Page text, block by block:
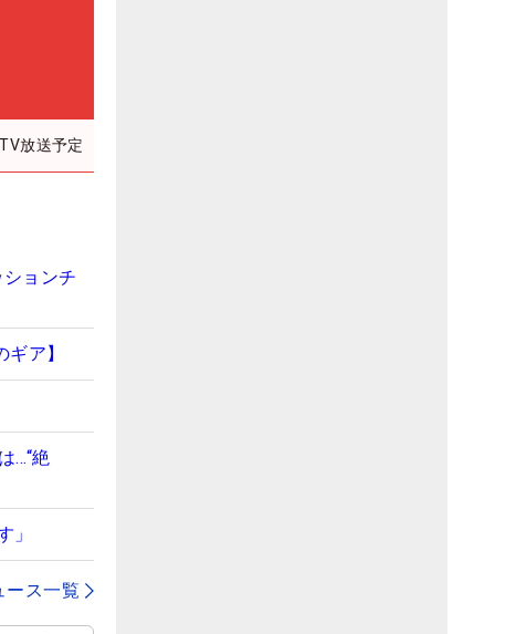
TV放送予定
ョンチ
ア】
…“絶
」
ース一覧